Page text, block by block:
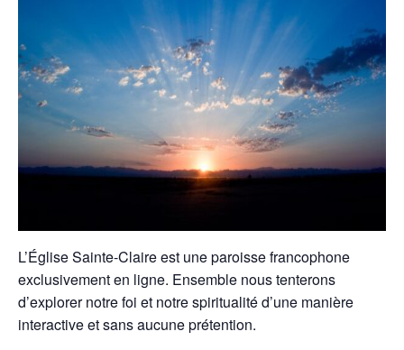
L’Église Sainte-Claire est une paroisse francophone
exclusivement en ligne. Ensemble nous tenterons
d’explorer notre foi et notre spiritualité d’une manière
interactive et sans aucune prétention.